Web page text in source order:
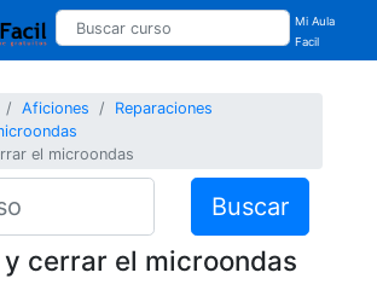
Mi Aula
Facil
Aficiones
Reparaciones
el microondas
Buscar
cerrar el microondas